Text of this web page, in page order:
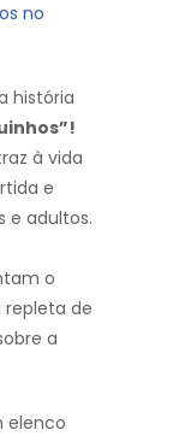
no
história
à vida
e
e adultos.
o
de
a
elenco